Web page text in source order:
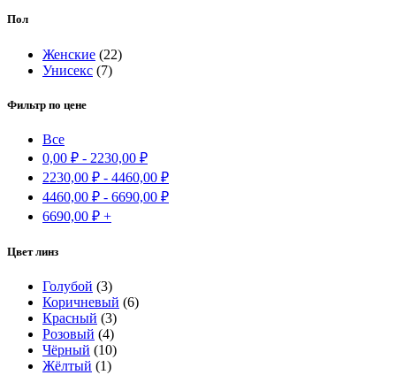
Пол
Женские (22)
Унисекс (7)
Фильтр по цене
Все
0,00 ₽ - 2230,00 ₽
2230,00 ₽ - 4460,00 ₽
4460,00 ₽ - 6690,00 ₽
6690,00 ₽ +
Цвет линз
Голубой (3)
Коричневый (6)
Красный (3)
Розовый (4)
Чёрный (10)
Жёлтый (1)